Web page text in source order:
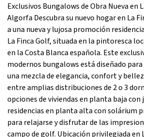
Exclusivos Bungalows de Obra Nueva en
Algorfa Descubra su nuevo hogar en La
a una nueva y lujosa promoción
La Finca Golf, situada en la pintoresca
en la Costa Blanca española. Este
modernos bungalows está diseñado
una mezcla de elegancia, confort y
entre amplias distribuciones de 2 o 3
opciones de viviendas en planta baja con
residencias en planta alta con solárium
para relajarse y disfrutar de las
campo de golf. Ubicación privilegiada en